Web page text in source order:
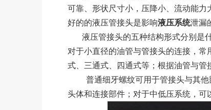
可靠、形状尺寸小，压降小、流动能
好的的液压管接头是影响液压系统泄漏
液压管接头的五种结构形式分别是
对于小直径的油管与管接头的连接，
式、三通式、四通式等；根据油管与管
普通细牙螺纹可用于管接头与其
头体和连接部件；对于中低压系统，可